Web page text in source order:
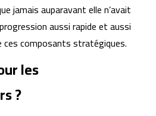
jamais auparavant elle n’avait
aussi rapide et aussi
composants stratégiques.
les
?